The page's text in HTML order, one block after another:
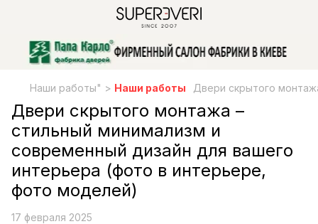
Наши работы" > Наши работы Двери скрытого
Двери скрытого монтажа –
стильный минимализм и
современный дизайн для вашего
интерьера (фото в интерьере,
фото моделей)
17 февраля 2025